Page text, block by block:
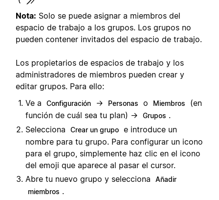
Nota: Solo se puede asignar a miembros del
espacio de trabajo a los grupos. Los grupos no
pueden contener invitados del espacio de trabajo.
Los propietarios de espacios de trabajo y los
administradores de miembros pueden crear y
editar grupos. Para ello:
Ve a
Configuración → Personas o Miembros
(en
función de cuál sea tu plan) →
Grupos .
Selecciona
Crear un grupo e introduce un
nombre para tu grupo. Para configurar un icono
para el grupo, simplemente haz clic en el icono
del emoji que aparece al pasar el cursor.
Abre tu nuevo grupo y selecciona
Añadir
miembros .